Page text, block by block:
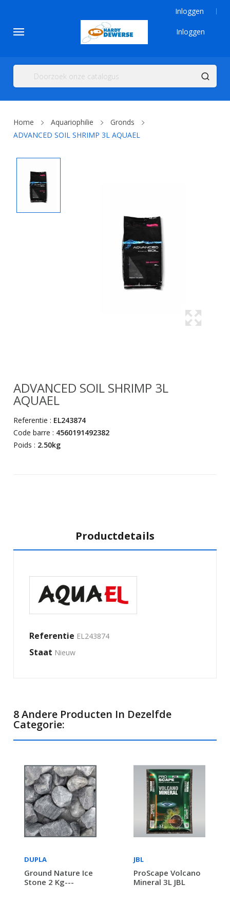
Inloggen
Inloggen
Home Aquariophilie
Gronds
ADVANCED SOIL SHRIMP 3L AQUAEL
ADVANCED SOIL SHRIMP 3L
AQUAEL
Referentie : EL243874
Code barre : 4560191492382
Poids : 2.50kg
Productdetails
Referentie EL243874
Staat Nieuw
8 Andere Producten In Dezelfde
Categorie:
DUPLA
Ground Nature Ice
Stone 2 Kg---
JBL
ProScape Volcano
Mineral 3L JBL